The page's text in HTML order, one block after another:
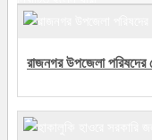
রাজনগর উপজেলা পরিষদের